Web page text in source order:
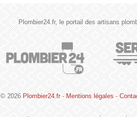
Plombier24.fr, le portail des artisans
© 2026 Plombier24.fr - Mentions légales -